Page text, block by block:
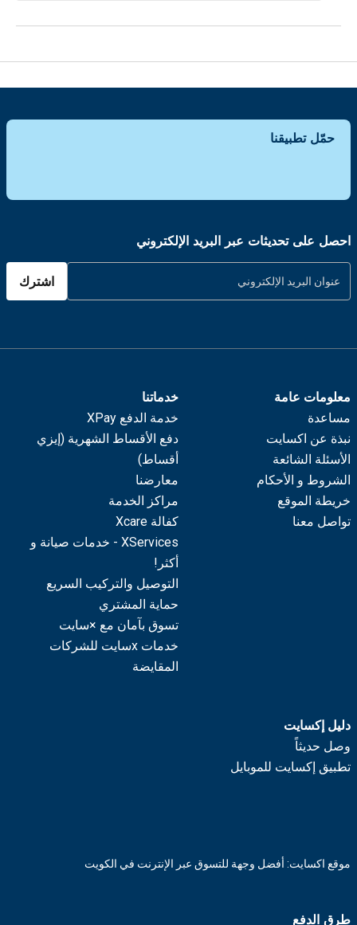
حمّل تطبيقنا
احصل على تحديثات عبر البريد الإلكتروني
اشترك
معلومات عامة
مساعدة
نبذة عن اكسايت
الأسئلة الشائعة
الشروط و الأحكام
خريطة الموقع
تواصل معنا
خدماتنا
خدمة الدفع XPay
دفع الأقساط الشهرية (إيزي
أقساط)
معارضنا
مراكز الخدمة
كفالة Xcare
XServices - خدمات صيانة و
أكثر!
التوصيل والتركيب السريع
حماية المشتري
تسوق بآمان مع ×سايت
خدمات xسايت للشركات
المقايضة
دليل إكسايت
وصل حديثاً
تطبيق إكسايت للموبايل
موقع اكسايت: أفضل وجهة للتسوق عبر الإنترنت في الكويت
طرق الدفع